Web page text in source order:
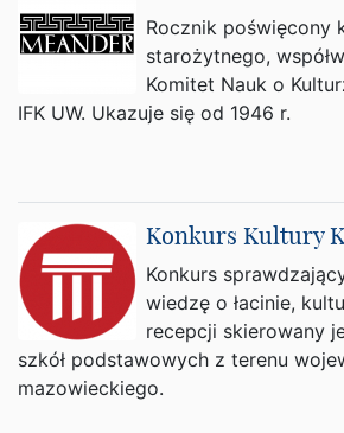
Rocznik poświęcony
starożytnego,
Komitet Nauk o
IFK UW. Ukazuje się od 1946 r.
Konkurs Kultury
Konkurs
wiedzę o łacinie,
recepcji skierowany
szkół podstawowych z terenu
mazowieckiego.